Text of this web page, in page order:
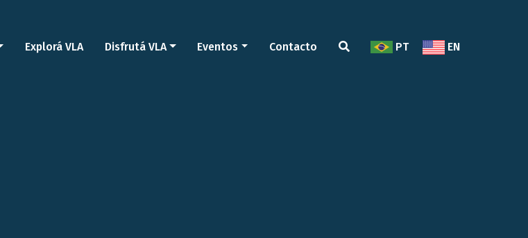
Explorá VLA Disfrutá VLA Eventos Contacto PT EN